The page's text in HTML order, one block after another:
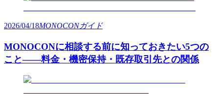
2026/04/18MONOCONガイド
MONOCONに相談する前に知っておきたい5つの
こと——料金・機密保持・既存取引先との関係